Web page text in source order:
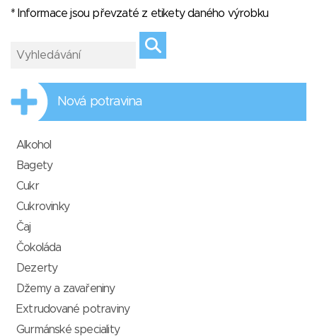
* Informace jsou převzaté z etikety daného výrobku
Nová potravina
Alkohol
Bagety
Cukr
Cukrovinky
Čaj
Čokoláda
Dezerty
Džemy a zavařeniny
Extrudované potraviny
Gurmánské speciality